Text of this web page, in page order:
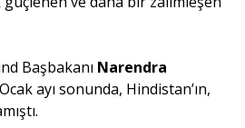
Başbakanı Narendra
ayı sonunda, Hindistan’ın,